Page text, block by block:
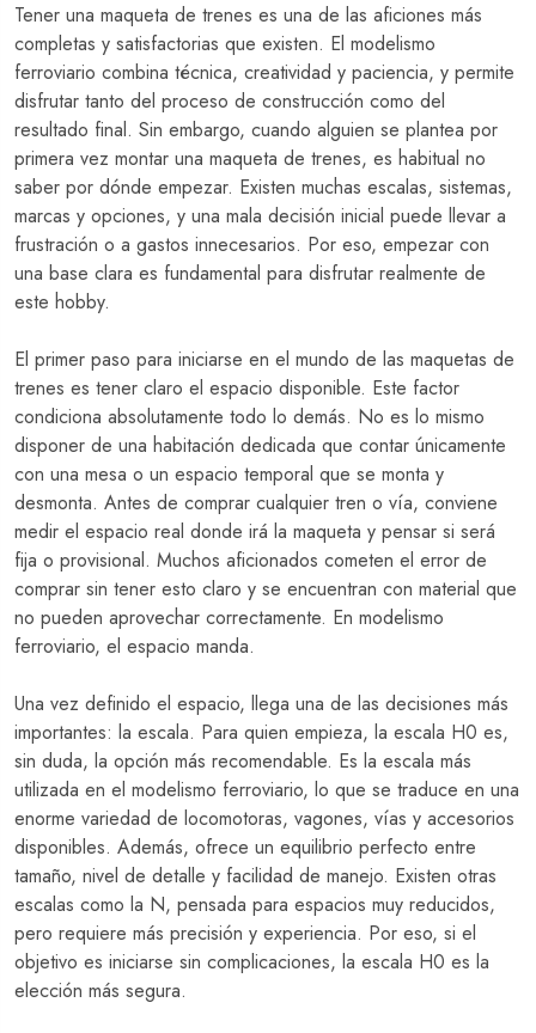
Tener una maqueta de trenes es una de las aficiones más
completas y satisfactorias que existen. El modelismo
ferroviario combina técnica, creatividad y paciencia, y permite
disfrutar tanto del proceso de construcción como del
resultado final. Sin embargo, cuando alguien se plantea por
primera vez montar una maqueta de trenes, es habitual no
saber por dónde empezar. Existen muchas escalas, sistemas,
marcas y opciones, y una mala decisión inicial puede llevar a
frustración o a gastos innecesarios. Por eso, empezar con
una base clara es fundamental para disfrutar realmente de
este hobby.
El primer paso para iniciarse en el mundo de las maquetas de
trenes es tener claro el espacio disponible. Este factor
condiciona absolutamente todo lo demás. No es lo mismo
disponer de una habitación dedicada que contar únicamente
con una mesa o un espacio temporal que se monta y
desmonta. Antes de comprar cualquier tren o vía, conviene
medir el espacio real donde irá la maqueta y pensar si será
fija o provisional. Muchos aficionados cometen el error de
comprar sin tener esto claro y se encuentran con material que
no pueden aprovechar correctamente. En modelismo
ferroviario, el espacio manda.
Una vez definido el espacio, llega una de las decisiones más
importantes: la escala. Para quien empieza, la escala H0 es,
sin duda, la opción más recomendable. Es la escala más
utilizada en el modelismo ferroviario, lo que se traduce en una
enorme variedad de locomotoras, vagones, vías y accesorios
disponibles. Además, ofrece un equilibrio perfecto entre
tamaño, nivel de detalle y facilidad de manejo. Existen otras
escalas como la N, pensada para espacios muy reducidos,
pero requiere más precisión y experiencia. Por eso, si el
objetivo es iniciarse sin complicaciones, la escala H0 es la
elección más segura.